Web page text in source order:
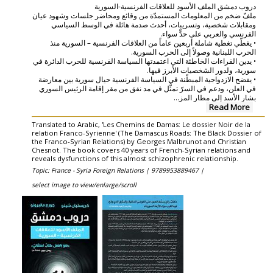
دروب دمشق الملف الأسود للعلاقات الفرنسية-السورية
ملفّ ضخم من المعلومات المستمدّة من وقائع ومحاضر جلسات وشهود عيان
ومقابلات شخصية، وتسريبات، أحدث صدمة هائلة في الوسط السياسي
الفرنسي والعربي على حدٍّ سواء.
• يغطّي تغطية شاملة أربعين عاماً من العلاقات الفرنسية – السورية منذ
الحرب اللبنانية وصولاً إلى الحرب السورية.
• يدين القراءات الخاطئة التي اعتمدتها السياسة الفرنسية للحرب الدائرة في
سورية، ولدور الشخصيات الأبرز فيها.
• يفضح الازدواجية المبطّنة في السياسة الفرنسية حيال سورية بين معارضة
في العلن، ودعم في السرّ تمثّل في مد نفق من مقر إقامة الرئيس السوري
بشار الأسد إلى مطار المز ...
Read More
Translated to Arabic, 'Les Chemins de Damas: Le dossier Noir de la
relation Franco-Syrienne' (The Damascus Roads: The Black Dossier of
the Franco-Syrian Relations) by Georges Malbrunot and Christian
Chesnot. The book covers 40 years of French-Syrian relations and
reveals dysfunctions of this almost schizophrenic relationship.
Topic: France - Syria Foreign Relations | 9789953889467 |
select image to view/enlarge/scroll